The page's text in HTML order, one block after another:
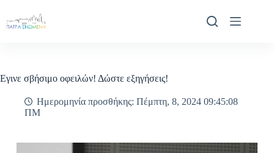
περιεχόμενο
Εγινε σβήσιμο οφειλών! Δώστε εξηγήσεις!
Ημερομηνία προσθήκης: Πέμπτη, 8, 2024 09:45:08
ΠΜ